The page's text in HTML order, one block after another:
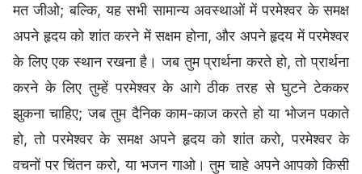
मत जीओ; बल्कि, यह सभी सामान्य अवस्थाओं में परमेश्वर के समक्ष
अपने हृदय को शांत करने में सक्षम होना, और अपने हृदय में परमेश्वर
के लिए एक स्थान रखना है। जब तुम प्रार्थना करते हो, तो प्रार्थना
करने के लिए तुम्हें परमेश्वर के आगे ठीक तरह से घुटने टेककर
झुकना चाहिए; जब तुम दैनिक काम-काज करते हो या भोजन पकाते
हो, तो परमेश्वर के समक्ष अपने हृदय को शांत करो, परमेश्वर के
वचनों पर चिंतन करो, या भजन गाओ। तुम चाहे अपने आपको किसी